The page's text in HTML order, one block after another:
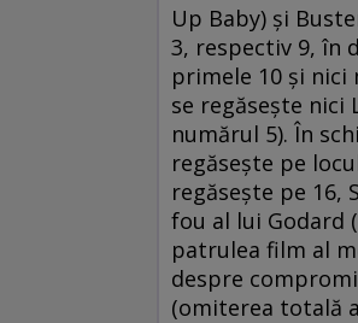
Up Baby) şi
3, respectiv 9, în
primele 10 şi
se regăseşte nici
numărul 5). În
regăseşte pe
regăseşte pe 16,
fou al lui Godard
patrulea film al
despre
(omiterea totală